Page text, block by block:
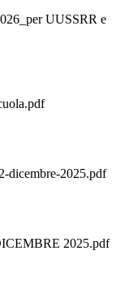
UUSSRR e
dicembre-2025.pdf
2025.pdf